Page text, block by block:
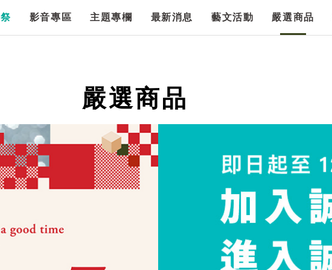
影音專區 主題專欄 最新消息 藝文活動 嚴選商品
嚴選商品